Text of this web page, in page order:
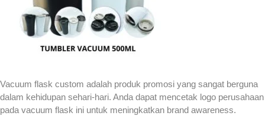
Vacuum flask custom adalah produk promosi yang sangat berguna
dalam kehidupan sehari-hari. Anda dapat mencetak logo perusahaan
pada vacuum flask ini untuk meningkatkan brand awareness.